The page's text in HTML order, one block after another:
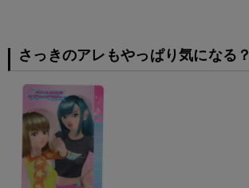
さっきのアレもやっぱり気になる？